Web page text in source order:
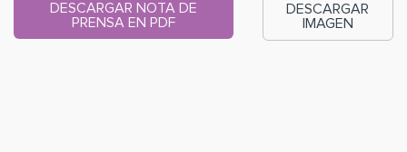
DESCARGAR NOTA DE
PRENSA EN PDF
DESCARGAR
IMAGEN